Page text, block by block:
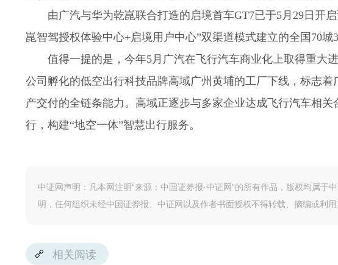
由广汽与华为乾崑联合打造的启境首车GT7已于5月29日开
崑智驾授权体验中心+启境用户中心”双渠道模式建立的全国70城
值得一提的是，今年5月广汽在飞行汽车商业化上取得重大
公司孵化的低空出行科技品牌高域广州黄埔的工厂下线，标志
产交付的全链条能力。高域正逐步与多家企业达成飞行汽车相
行，构建“地空一体”智慧出行服务。
中证网声明：凡本网注明“来源：中国证券报·中证网”的所有作品，版权均属于
明，任何组织未经中国证券报、中证网以及作者书面授权不得转载、摘编或利用
相关阅读